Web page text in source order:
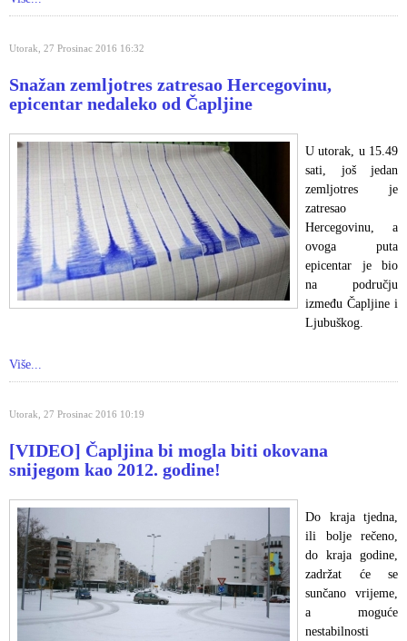
Utorak, 27 Prosinac 2016 16:32
Snažan zemljotres zatresao Hercegovinu,
epicentar nedaleko od Čapljine
U utorak, u 15.49
sati, još jedan
zemljotres je
zatresao
Hercegovinu, a
ovoga puta
epicentar je bio
na području
između Čapljine i
Ljubuškog.
Više...
Utorak, 27 Prosinac 2016 10:19
[VIDEO] Čapljina bi mogla biti okovana
snijegom kao 2012. godine!
Do kraja tjedna,
ili bolje rečeno,
do kraja godine,
zadržat će se
sunčano vrijeme,
a moguće
nestabilnosti